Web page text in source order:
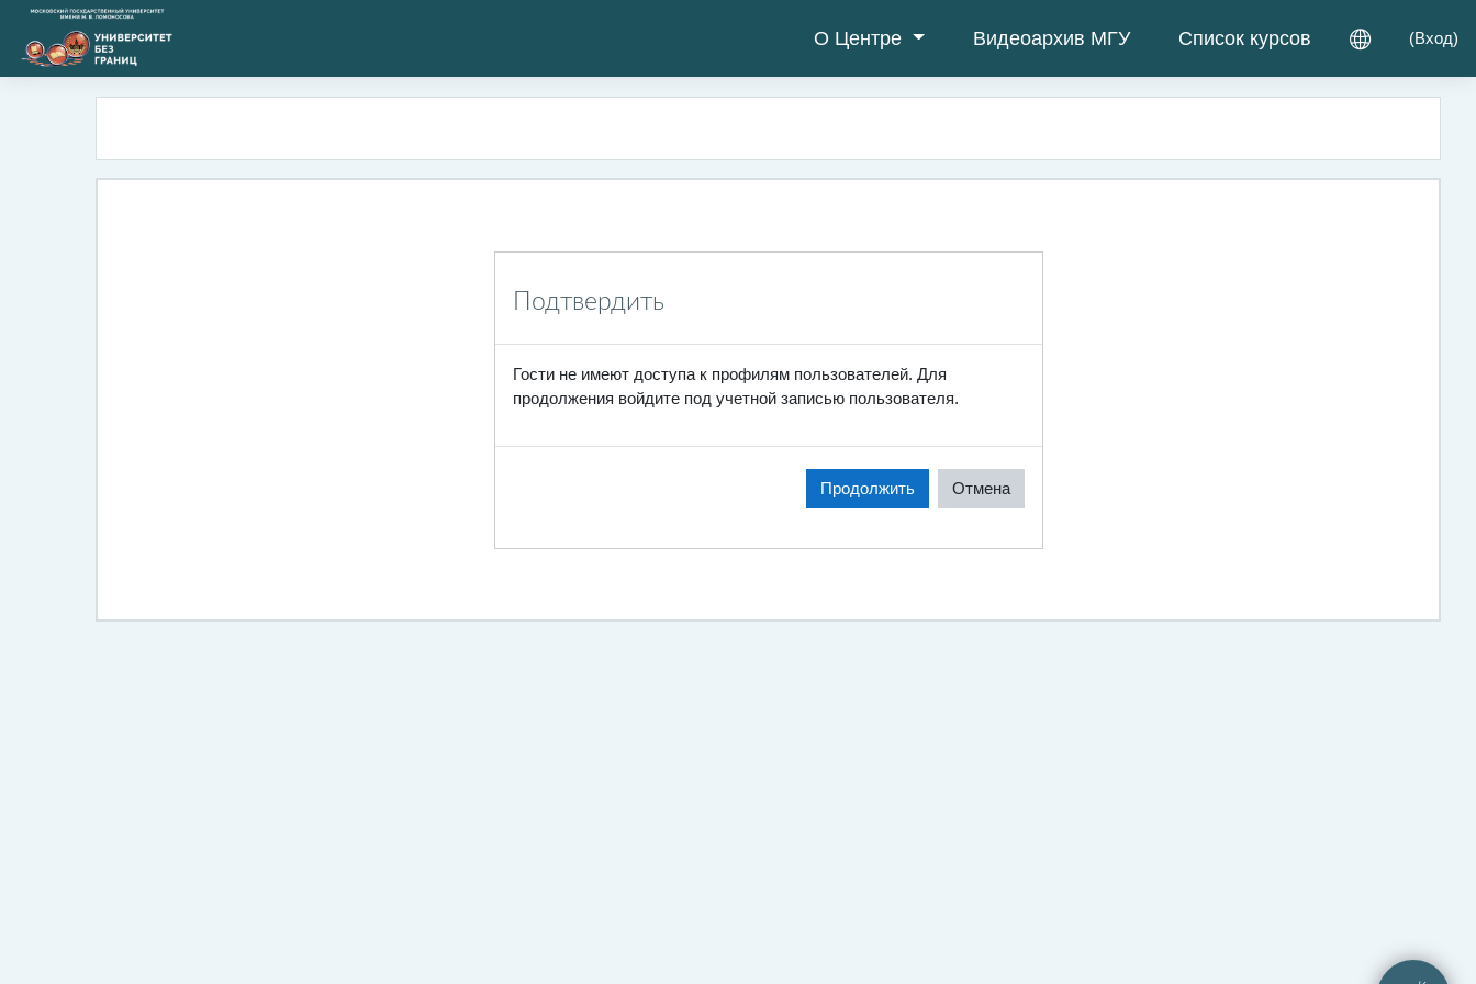
О Центре Видеоархив МГУ Список курсов (Вход)
Перейти к основному содержанию
Подтвердить
Гости не имеют доступа к профилям пользователей. Для
продолжения войдите под учетной записью пользователя.
Продолжить Отмена